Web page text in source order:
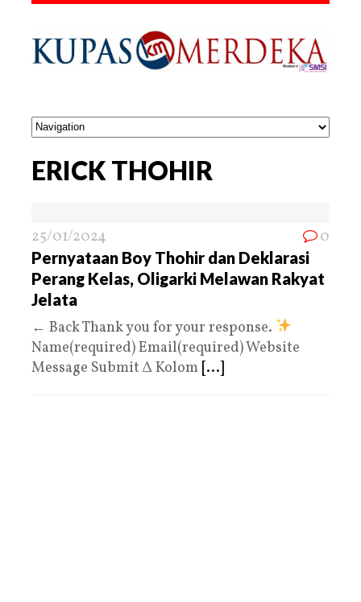
ERICK THOHIR
25/01/2024 0
Pernyataan Boy Thohir dan Deklarasi
Perang Kelas, Oligarki Melawan Rakyat
Jelata
← Back Thank you for your response.
Name(required) Email(required) Website
Message Submit Δ Kolom [...]